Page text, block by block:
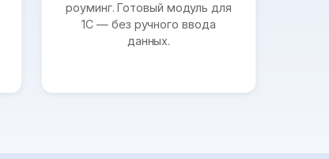
роуминг. Готовый модуль для
1С — без ручного ввода
данных.